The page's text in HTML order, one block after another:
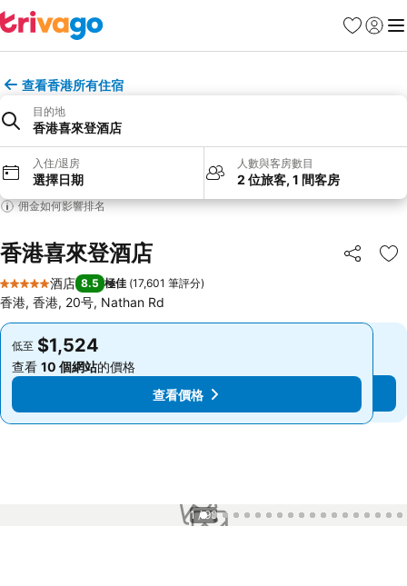
收藏夾
登入 選
查看香港所有住宿
目的地
香港喜來登酒店
入住/退房
選擇日期
人數與客房數目
2 位旅客, 1 間客房
佣金如何影響排名
香港喜來登酒店 分享
放
5 星級
酒店 8.5 極佳 (17,601 筆評分)
香港, 香港, 20号, Nathan Rd
低至 $1,524
查看 10 個網站的價格
查看價格
低至 $1,524
查看 10 個網站的價格
查看價格
1 / 99